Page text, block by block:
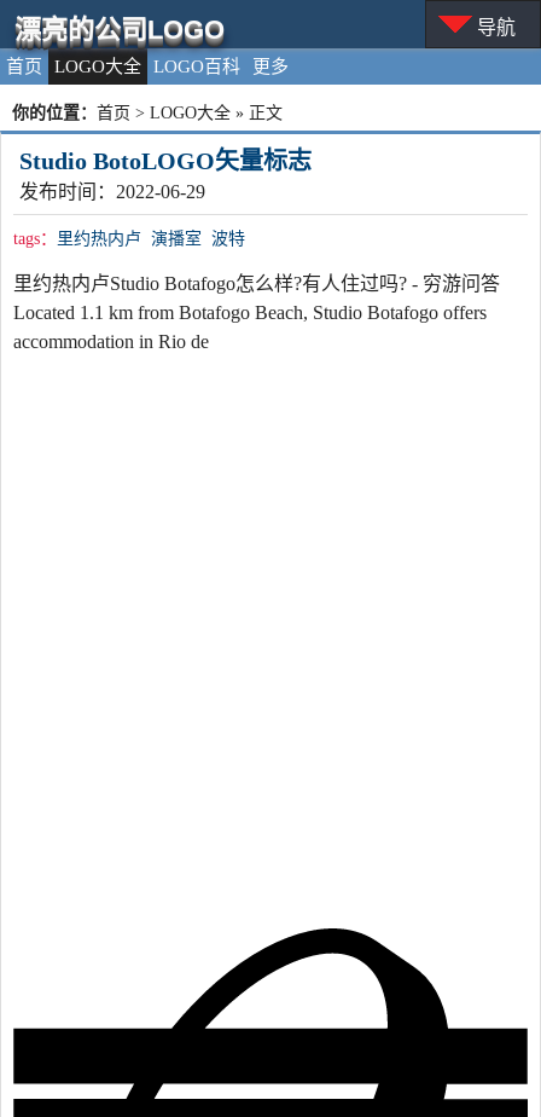
首页 LOGO大全 LOGO百科 更多
漂亮的公司LOGO 导航
你的位置： 首页 > LOGO大全 » 正文
Studio BotoLOGO矢量标志
发布时间：2022-06-29
tags： 里约热内卢 演播室 波特
里约热内卢Studio Botafogo怎么样?有人住过吗? - 穷游问答
Located 1.1 km from Botafogo Beach, Studio Botafogo offers
accommodation in Rio de